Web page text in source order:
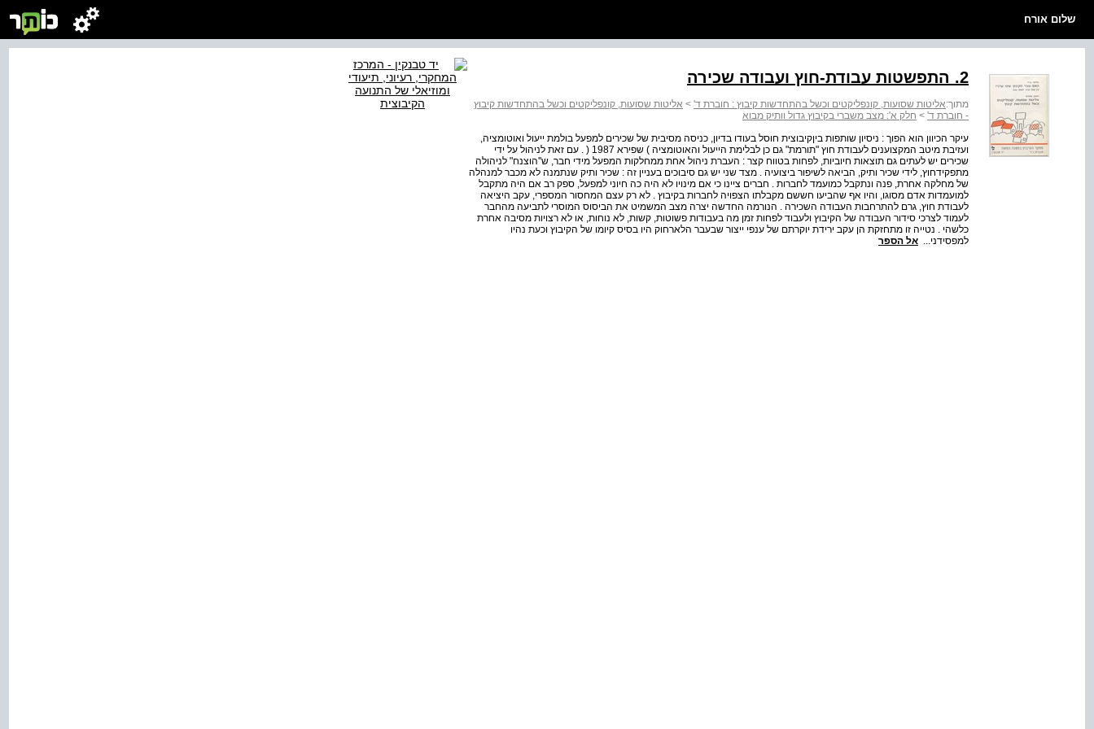
שלום אורח
2. התפשטות עבודת-חוץ ועבודה שכירה
מתוך:אליטות שסועות, קונפליקטים וכשל בהתחדשות קיבוץ : חוברת ד' > אליטות שסועות, קונפליקטים וכשל בהתחדשות קיבוץ
- חוברת ד' > חלק א': מצב משברי בקיבוץ גדול וותיק מבוא
עיקר הכיוון הוא הפוך : ניסיון שותפות בין­קיבוצית חוסל בעודו בדיון, כניסה מסיבית של שכירים למפעל בולמת ייעול ואוטומציה,
ועזיבת מיטב המקצוענים לעבודת חוץ "תורמת" גם כן לבלימת הייעול והאוטומציה ) שפירא 1987 ( . עם זאת לניהול על ידי
שכירים יש לעתים גם תוצאות חיוביות, לפחות בטווח קצר : העברת ניהול אחת ממחלקות המפעל מידי חבר, ש''הוצנח" לניהולה
מתפקיד­חוץ, לידי שכיר ותיק, הביאה לשיפור ביצועיה . מצד שני יש גם סיבוכים בעניין זה : שכיר ותיק שנתמנה לא מכבר למנהלה
של מחלקה אחרת, פנה ונתקבל כמועמד לחברות . חברים ציינו כי אם מינויו לא היה כה חיוני למפעל, ספק רב אם היה מתקבל
למועמדות אדם מסוגו, והיו אף שהביעו חששם מקבלתו הצפויה לחברות בקיבוץ . לא רק עצם המחסור המספרי, עקב היציאה
לעבודת חוץ, גרם להתרחבות העבודה השכירה . הנורמה החדשה יצרה מצב המשמיט את הביסוס המוסרי לתביעה מהחבר
לעמוד לצרכי סידור העבודה של הקיבוץ ולעבוד לפחות זמן מה בעבודות פשוטות, קשות, לא נוחות, או לא רצויות מסיבה אחרת
כלשהי . נטייה זו מתחזקת הן עקב ירידת יוקרתם של ענפי ייצור שבעבר הלא­רחוק היו בסיס קיומו של הקיבוץ וכעת נהיו
למפסידני... אל הספר